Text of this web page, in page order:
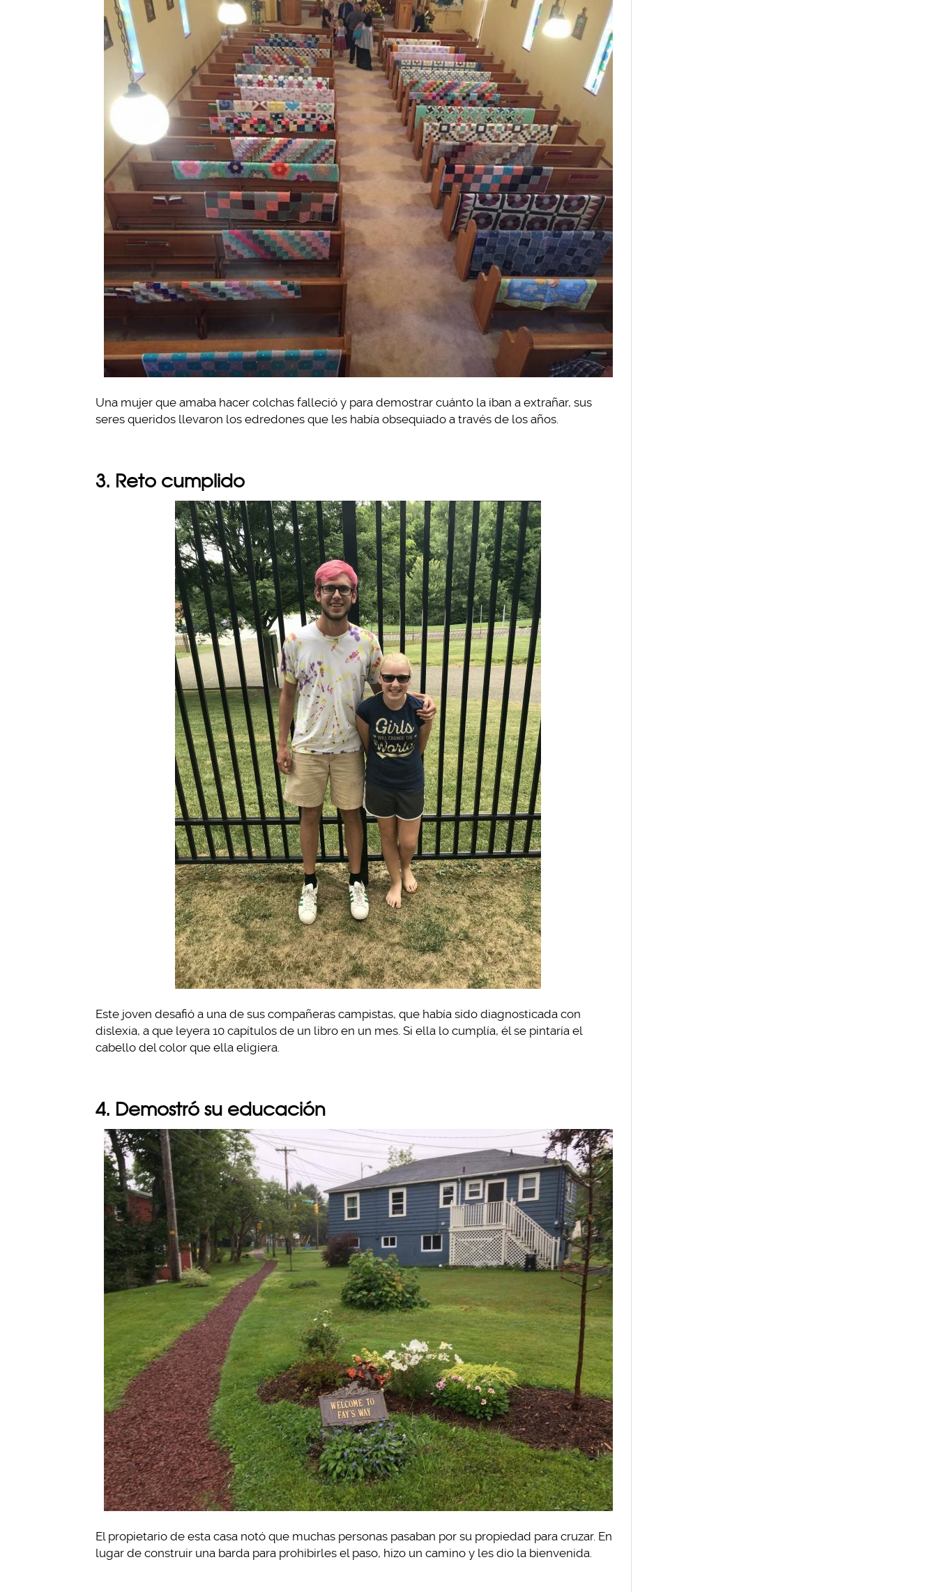
Una mujer que amaba hacer colchas falleció y para demostrar cuánto la iban a extrañar, sus
seres queridos llevaron los edredones que les había obsequiado a través de los años.
3. Reto cumplido
Este joven desafió a una de sus compañeras campistas, que había sido diagnosticada con
dislexia, a que leyera 10 capítulos de un libro en un mes. Si ella lo cumplía, él se pintaría el
cabello del color que ella eligiera.
4. Demostró su educación
El propietario de esta casa notó que muchas personas pasaban por su propiedad para cruzar. En
lugar de construir una barda para prohibirles el paso, hizo un camino y les dio la bienvenida.